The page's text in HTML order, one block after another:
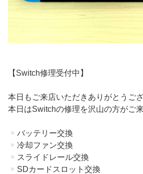
【Switch修理受付中】
本日もご来店いただきありがとうご
本日はSwitchの修理を沢山の方がご
バッテリー交換
冷却ファン交換
スライドレール交換
SDカードスロット交換